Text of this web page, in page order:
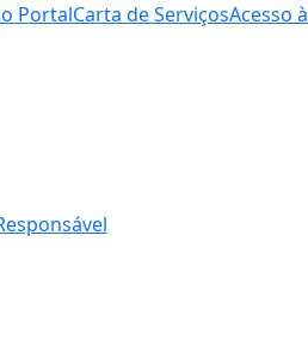
PortalCarta de ServiçosAcesso